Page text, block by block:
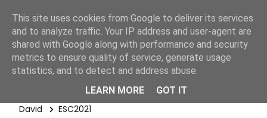
A Tua Cara Não Me É Estranha
David
ESC2021
This site uses cookies from Google to deliver its services
and to analyze traffic. Your IP address and user-agent are
shared with Google along with performance and security
metrics to ensure quality of service, generate usage
statistics, and to detect and address abuse.
LEARN MORE
GOT IT